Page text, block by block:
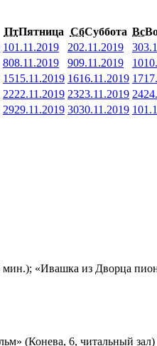
ПтПятница СбСуббота Вс
101.11.2019 202.11.2019 3
808.11.2019 909.11.2019 10
1515.11.2019 1616.11.2019 17
2222.11.2019 2323.11.2019 24
2929.11.2019 3030.11.2019 1
«Ивашка из Дворца
(Конева, 6, читальный зал)